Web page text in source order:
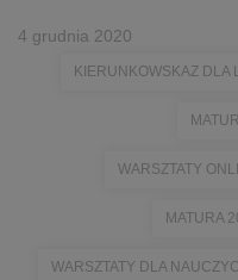
4 grudnia 2020
KIERUNKOWSKAZ DLA
WARSZTATY
MATURA
WARSZTATY DLA